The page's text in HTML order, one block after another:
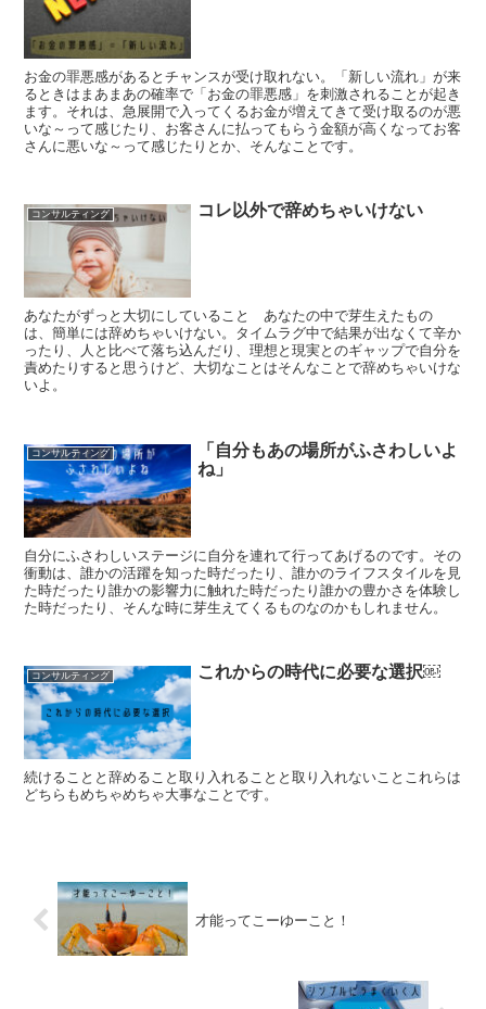
お金の罪悪感があるとチャンスが受け取れない。「新しい流れ」が来
るときはまあまあの確率で「お金の罪悪感」を刺激されることが起き
ます。それは、急展開で入ってくるお金が増えてきて受け取るのが悪
いな～って感じたり、お客さんに払ってもらう金額が高くなってお客
さんに悪いな～って感じたりとか、そんなことです。
コンサルティング コレ以外で辞めちゃいけない
あなたがずっと大切にしていること あなたの中で芽生えたもの
は、簡単には辞めちゃいけない。タイムラグ中で結果が出なくて辛か
ったり、人と比べて落ち込んだり、理想と現実とのギャップで自分を
責めたりすると思うけど、大切なことはそんなことで辞めちゃいけな
いよ。
コンサルティング
「自分もあの場所がふさわしいよ
ね」
自分にふさわしいステージに自分を連れて行ってあげるのです。その
衝動は、誰かの活躍を知った時だったり、誰かのライフスタイルを見
た時だったり誰かの影響力に触れた時だったり誰かの豊かさを体験し
た時だったり、そんな時に芽生えてくるものなのかもしれません。
コンサルティング これからの時代に必要な選択￼
続けることと辞めること取り入れることと取り入れないことこれらは
どちらもめちゃめちゃ大事なことです。
才能ってこーゆーこと！